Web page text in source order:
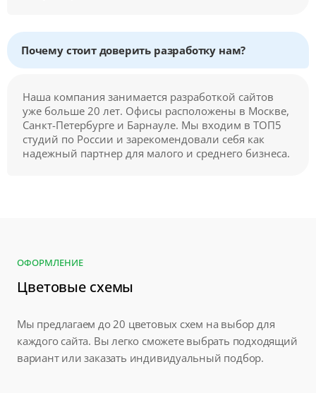
Почему стоит доверить разработку нам?
Наша компания занимается разработкой сайтов
уже больше 20 лет. Офисы расположены в Москве,
Санкт-Петербурге и Барнауле. Мы входим в ТОП5
студий по России и зарекомендовали себя как
надежный партнер для малого и среднего бизнеса.
ОФОРМЛЕНИЕ
Цветовые схемы
Мы предлагаем до 20 цветовых схем на выбор для
каждого сайта. Вы легко сможете выбрать подходящий
вариант или заказать индивидуальный подбор.